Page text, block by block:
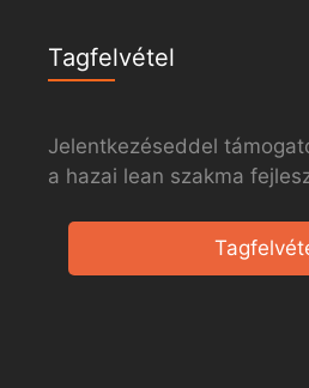
Tagfelvétel
Jelentkezéseddel
a hazai lean szakma